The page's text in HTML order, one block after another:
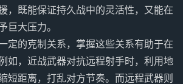
，既能保证持久战中的灵活性，又能在
巨大压力。
定的克制关系，掌握这些关系有助于在
如，近战武器对抗远程射手时，利用地
短距离，打乱对方节奏。而远程武器则